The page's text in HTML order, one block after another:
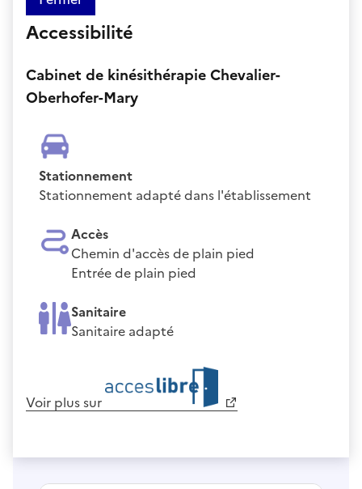
Accessibilité
Cabinet de kinésithérapie Chevalier-
Oberhofer-Mary
Stationnement
Stationnement adapté dans l'établissement
Accès
Chemin d'accès de plain pied
Entrée de plain pied
Sanitaire
Sanitaire adapté
Voir plus sur